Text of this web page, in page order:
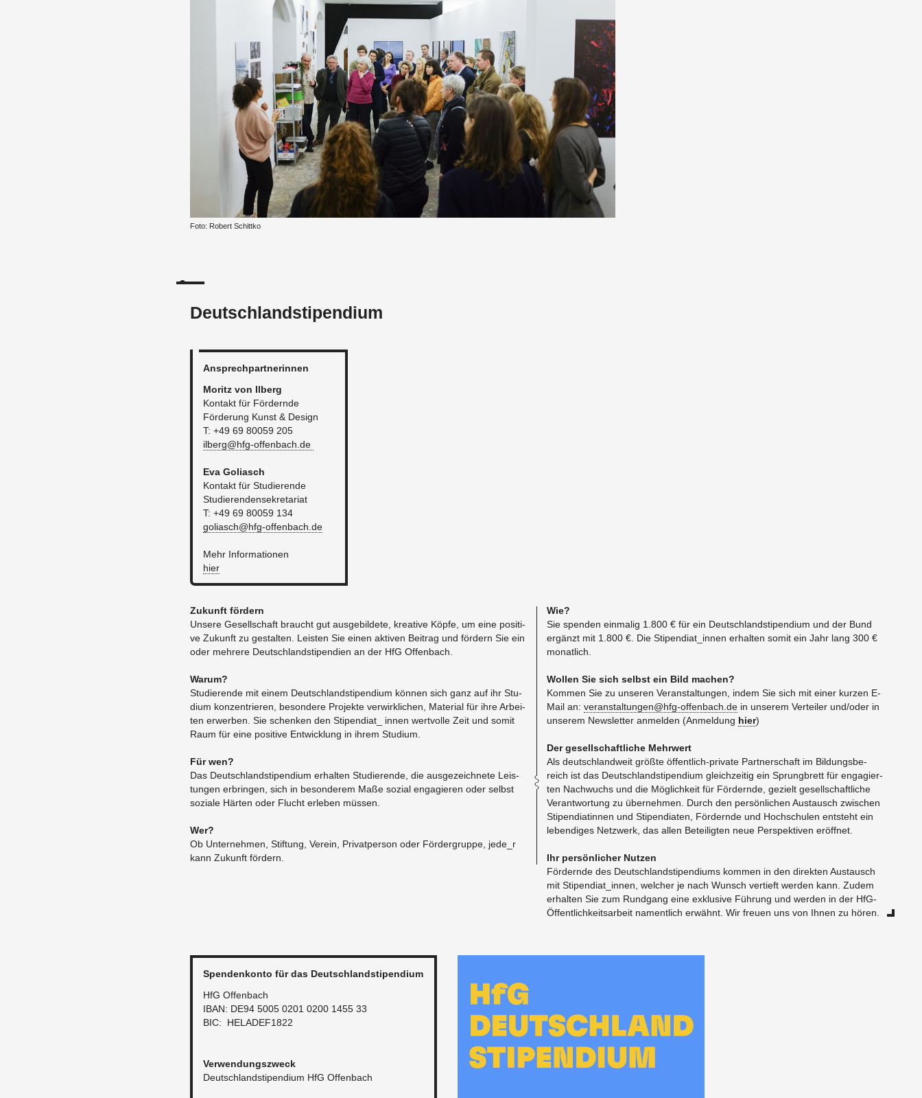
Foto: Ro­bert Schitt­ko
Deutschlandstipendium
An­sprech­part­ne­rin­nen
Mo­ritz von Il­berg
Kon­takt für För­dern­de
För­de­rung Kunst & De­sign
T: +49 69 80059 205
ilberg@​hfg-​offenbach.​de
Eva Go­liasch
Kon­takt für Stu­die­ren­de
Stu­die­ren­den­se­kre­ta­ri­at
T: +49 69 80059 134
goliasch@​hfg-​offenbach.​de
​Mehr In­for­ma­tio­nen
hier
Zu­kunft för­dern
Un­se­re Ge­sell­schaft braucht gut aus­ge­bil­de­te, krea­ti­ve Köpfe, um eine po­si­ti­
ve Zu­kunft zu ge­stal­ten. Leis­ten Sie einen ak­ti­ven Bei­trag und för­dern Sie ein
oder meh­re­re Deutsch­land­sti­pen­di­en an der HfG Of­fen­bach.
Warum?
Stu­die­ren­de mit einem Deutsch­land­sti­pen­di­um kön­nen sich ganz auf ihr Stu­
di­um kon­zen­trie­ren, be­son­de­re Pro­jek­te ver­wirk­li­chen, Ma­te­ri­al für ihre Ar­bei­
ten er­wer­ben. Sie schen­ken den Sti­pen­di­a­t_ innen wert­vol­le Zeit und somit
Raum für eine po­si­ti­ve Ent­wick­lung in ihrem Stu­di­um.
Für wen?
Das Deutsch­land­sti­pen­di­um er­hal­ten Stu­die­ren­de, die aus­ge­zeich­ne­te Leis­
tun­gen er­brin­gen, sich in be­son­de­rem Maße so­zi­al en­ga­gie­ren oder selbst
so­zia­le Här­ten oder Flucht er­le­ben müssen.
Wer?
Ob Un­ter­neh­men, Stif­tung, Ver­ein, Pri­vat­per­son oder För­der­grup­pe, je­de_r
kann Zu­kunft för­dern.
Wie?
Sie spen­den ein­ma­lig 1.800 € für ein Deutsch­land­sti­pen­di­um und der Bund
er­gänzt mit 1.800 €. Die Sti­pen­di­a­t_in­nen er­hal­ten somit ein Jahr lang 300 €
mo­nat­lich.
Wol­len Sie sich selbst ein Bild ma­chen?
Kom­men Sie zu un­se­ren Ver­an­stal­tun­gen, indem Sie sich mit einer kur­zen E-
Mail an: ver​anst​altu​ngen@​hfg-​offenbach.​de in un­se­rem Ver­tei­ler und/oder in
un­se­rem News­let­ter an­mel­den (An­mel­dung hier)
Der ge­sell­schaft­li­che Mehr­wert
Als deutsch­land­weit größ­te öf­fent­lich-pri­va­te Part­ner­schaft im Bil­dungs­be­
reich ist das Deutsch­land­sti­pen­di­um gleich­zei­tig ein Sprung­brett für en­ga­gier­
ten Nach­wuchs und die Mög­lich­keit für För­dern­de, ge­zielt ge­sell­schaft­li­che
Ver­ant­wor­tung zu über­neh­men. Durch den per­sön­li­chen Aus­tausch zwi­schen
Sti­pen­dia­tin­nen und Sti­pen­dia­ten, För­dern­de und Hoch­schu­len ent­steht ein
le­ben­di­ges Netz­werk, das allen Be­tei­lig­ten neue Per­spek­ti­ven er­öff­net.
Ihr per­sön­li­cher Nut­zen
För­dern­de des Deutsch­land­sti­pen­di­ums kom­men in den di­rek­ten Aus­tausch
mit Sti­pen­di­a­t_in­nen, wel­cher je nach Wunsch ver­tieft wer­den kann. Zudem
er­hal­ten Sie zum Rund­gang eine ex­klu­si­ve Führung und wer­den in der HfG-
Öf­fent­lich­keits­ar­beit na­ment­lich er­wähnt. Wir freu­en uns von Ihnen zu hören.
Spen­den­kon­to für das Deutsch­land­sti­pen­di­um
HfG Of­fen­bach
IBAN: DE94 5005 0201 0200 1455 33
BIC: HELA­DE­F1822
Ver­wen­dungs­zweck
Deutsch­land­sti­pen­di­um HfG Of­fen­bach